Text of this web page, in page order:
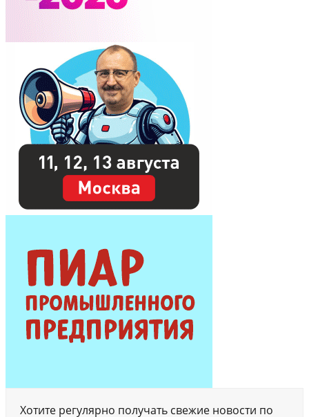
Хотите регулярно получать свежие новости по